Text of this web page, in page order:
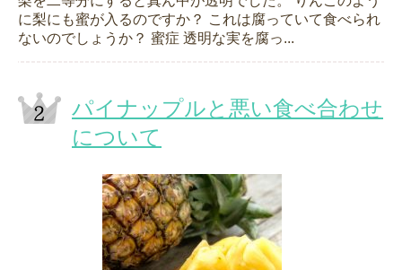
に梨にも蜜が入るのですか？ これは腐っていて食べられ
ないのでしょうか？ 蜜症 透明な実を腐っ...
パイナップルと悪い食べ合わせ
について